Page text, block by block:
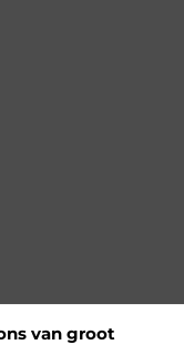
van groot